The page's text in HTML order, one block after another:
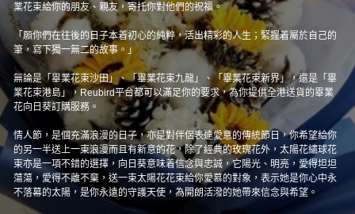
業花束給你的朋友、親友，寄托你對他們的祝福。
「願你們在往後的日子本着初心的純粹，活出精彩的人生；緊握着屬於自己的
筆，寫下獨一無二的故事。」
無論是「畢業花束沙田」、「畢業花束九龍」、「畢業花束新界」，還是「畢
業花束港島」，Reubird平台都可以滿足你的要求，為你提供全港送貨的畢業
花向日葵訂購服務。
情人節，是個充滿浪漫的日子，亦是對伴侶表達愛意的傳統節日，你希望給你
的另一半送上一束浪漫而且有新意的花，除了經典的玫瑰花外，太陽花繡球花
束亦是一項不錯的選擇，向日葵意味着信念與忠誠，它陽光、明亮，愛得坦坦
蕩蕩，愛得不離不棄，送一束太陽花花束給你愛慕的對象，表示她是你心中永
不落幕的太陽，是你永遠的守護天使，為開朗活潑的她帶來信念與希望。